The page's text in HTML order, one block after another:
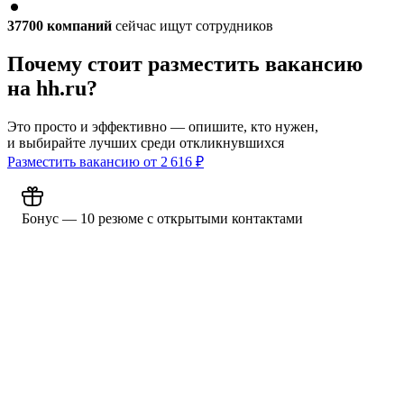
37700 компаний сейчас ищут сотрудников
Почему стоит разместить вакансию
на hh.ru?
Это просто и эффективно — опишите, кто нужен,
и выбирайте лучших среди откликнувшихся
Разместить вакансию от 2 616 ₽
Бонус — 10 резюме с открытыми контактами